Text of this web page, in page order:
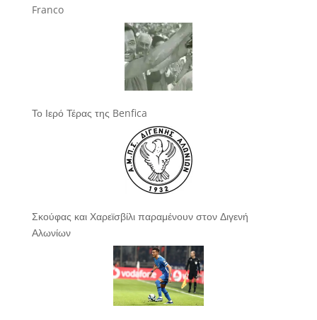
Franco
Το Ιερό Τέρας της Benfica
Σκούφας και Χαρεϊσβίλι παραμένουν στον Διγενή
Αλωνίων